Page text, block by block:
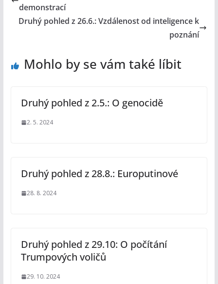
demonstrací
Druhý pohled z 26.6.: Vzdálenost od inteligence k
poznání
Mohlo by se vám také líbit
Druhý pohled z 2.5.: O genocidě
2. 5. 2024
Druhý pohled z 28.8.: Europutinové
28. 8. 2024
Druhý pohled z 29.10: O počítání
Trumpových voličů
29. 10. 2024